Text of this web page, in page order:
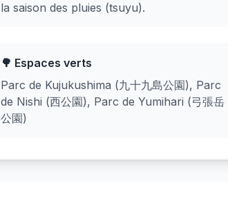
la saison des pluies (tsuyu).
🌳 Espaces verts
Parc de Kujukushima (九十九島公園), Parc
de Nishi (西公園), Parc de Yumihari (弓張岳
公園)